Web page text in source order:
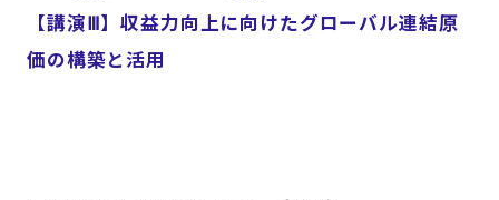
【講演Ⅲ】収益力向上に向けたグローバル連結原
価の構築と活用